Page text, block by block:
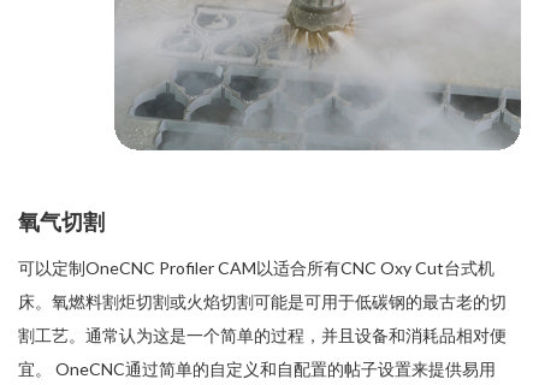
氧气切割
可以定制OneCNC Profiler CAM以适合所有CNC Oxy Cut台式机
床。氧燃料割炬切割或火焰切割可能是可用于低碳钢的最古老的切
割工艺。通常认为这是一个简单的过程，并且设备和消耗品相对便
宜。 OneCNC通过简单的自定义和自配置的帖子设置来提供易用